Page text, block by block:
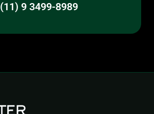
(11) 9 3499-8989